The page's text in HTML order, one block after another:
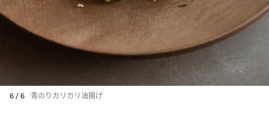
6 / 6 青のりカリカリ油揚げ